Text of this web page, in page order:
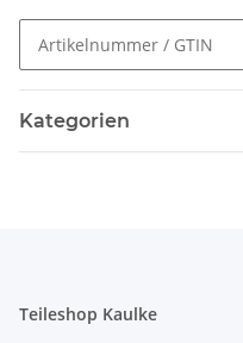
Kategorien
Teileshop Kaulke